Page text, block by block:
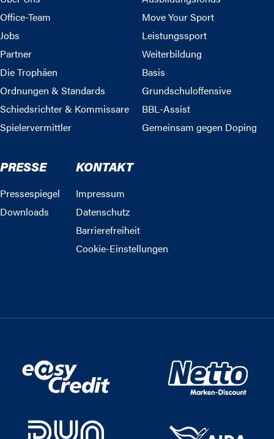
Office-Team
Jobs
Partner
Die Trophäen
Ordnungen & Standards
Schiedsrichter & Kommissare
Spielervermittler
Move Your Sport
Leistungssport
Weiterbildung
Basis
Grundschuloffensive
BBL-Assist
Gemeinsam gegen Doping
PRESSE
Pressespiegel
Downloads
KONTAKT
Impressum
Datenschutz
Barrierefreiheit
Cookie-Einstellungen